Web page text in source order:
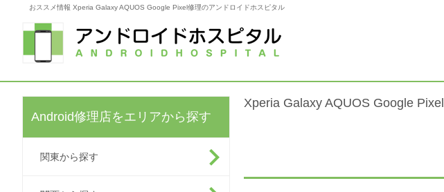
おススメ情報 Xperia Galaxy AQUOS Google Pixel修理のアンドロイドホスピタル
Android修理店をエリアから探す
関東から探す
Xperia Galaxy AQUOS Google